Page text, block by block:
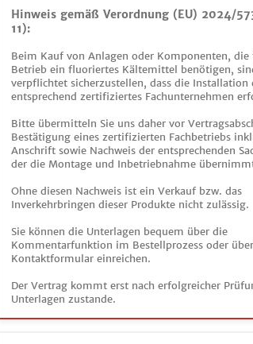
Hinweis gemäß Verordnung (EU) 2024/
11):
Beim Kauf von Anlagen oder Komponenten, die
Betrieb ein fluoriertes Kältemittel benötigen,
verpflichtet sicherzustellen, dass die Installation
entsprechend zertifiziertes Fachunternehmen
Bitte übermitteln Sie uns daher vor
Bestätigung eines zertifizierten Fachbetriebs
Anschrift sowie Nachweis der entsprechenden
der die Montage und Inbetriebnahme
Ohne diesen Nachweis ist ein Verkauf bzw. das
Inverkehrbringen dieser Produkte nicht zulässig.
Sie können die Unterlagen bequem über die
Kommentarfunktion im Bestellprozess oder
Kontaktformular einreichen.
Der Vertrag kommt erst nach erfolgreicher
Unterlagen zustande.